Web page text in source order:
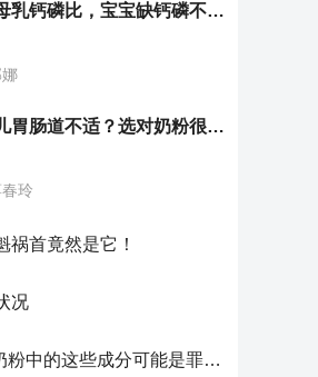
揭秘母乳钙磷比，宝宝缺钙磷不再愁
新生儿胃肠道不适？选对奶粉很重要！
玲
祸首竟然是它！
况
宝宝胃肠道不适？奶粉中的这些成分可能是罪魁祸首！